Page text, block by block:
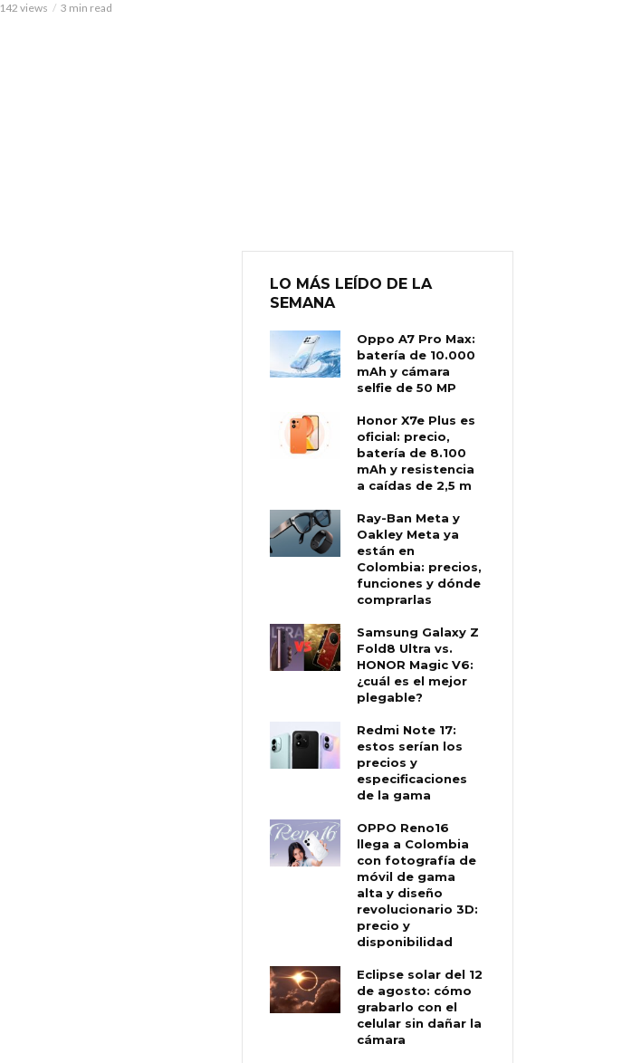
142 views 3 min read
LO MÁS LEÍDO DE LA
SEMANA
Oppo A7 Pro Max:
batería de 10.000
mAh y cámara
selfie de 50 MP
Honor X7e Plus es
oficial: precio,
batería de 8.100
mAh y resistencia
a caídas de 2,5 m
Ray-Ban Meta y
Oakley Meta ya
están en
Colombia: precios,
funciones y dónde
comprarlas
Samsung Galaxy Z
Fold8 Ultra vs.
HONOR Magic V6:
¿cuál es el mejor
plegable?
Redmi Note 17:
estos serían los
precios y
especificaciones
de la gama
OPPO Reno16
llega a Colombia
con fotografía de
móvil de gama
alta y diseño
revolucionario 3D:
precio y
disponibilidad
Eclipse solar del 12
de agosto: cómo
grabarlo con el
celular sin dañar la
cámara